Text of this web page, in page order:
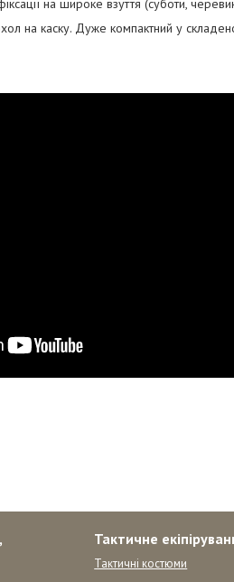
на широке взуття (суботи,
на каску. Дуже компактний у
Тактичне
Тактичні костюми